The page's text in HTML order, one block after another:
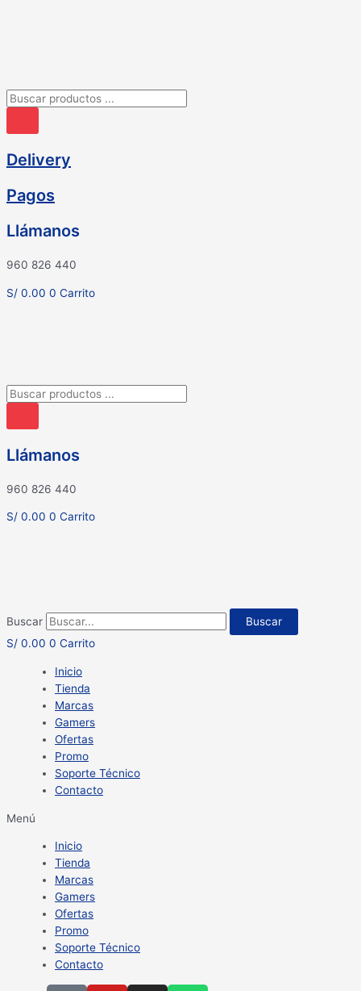
Búsqueda
productos
Delivery
Pagos
Llámanos
960 826 440
S/ 0.00 0 Carrito
Búsqueda
productos
Llámanos
960 826 440
S/ 0.00 0 Carrito
Buscar
Buscar
S/ 0.00 0 Carrito
Inicio
Tienda
Marcas
Gamers
Ofertas
Promo
Soporte Técnico
Contacto
Menú
Inicio
Tienda
Marcas
Gamers
Ofertas
Promo
Soporte Técnico
Contacto